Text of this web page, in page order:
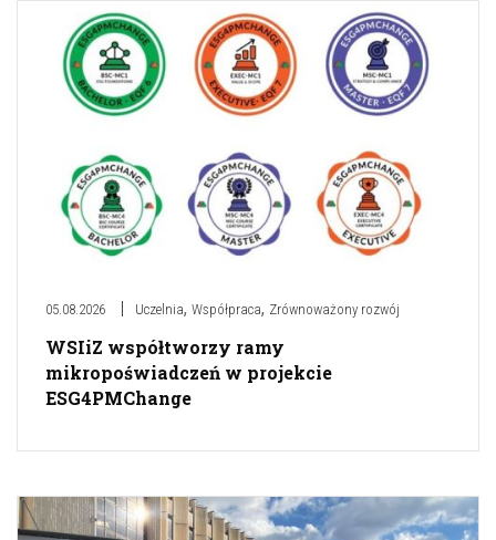
05.08.2026 Uczelnia, Współpraca, Zrównoważony rozwój
WSIiZ współtworzy ramy
mikropoświadczeń w projekcie
ESG4PMChange